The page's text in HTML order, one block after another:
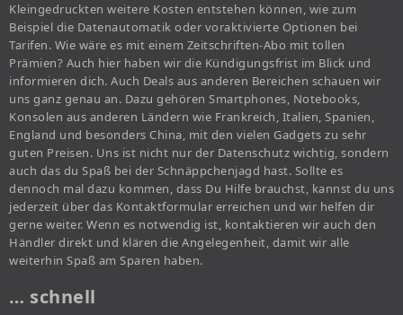
Kleingedruckten weitere Kosten entstehen können, wie zum
Beispiel die Datenautomatik oder voraktivierte Optionen bei
Tarifen. Wie wäre es mit einem Zeitschriften-Abo mit tollen
Prämien? Auch hier haben wir die Kündigungsfrist im Blick und
informieren dich. Auch Deals aus anderen Bereichen schauen wir
uns ganz genau an. Dazu gehören Smartphones, Notebooks,
Konsolen aus anderen Ländern wie Frankreich, Italien, Spanien,
England und besonders China, mit den vielen Gadgets zu sehr
guten Preisen. Uns ist nicht nur der Datenschutz wichtig, sondern
auch das du Spaß bei der Schnäppchenjagd hast. Sollte es
dennoch mal dazu kommen, dass Du Hilfe brauchst, kannst du uns
jederzeit über das Kontaktformular erreichen und wir helfen dir
gerne weiter. Wenn es notwendig ist, kontaktieren wir auch den
Händler direkt und klären die Angelegenheit, damit wir alle
weiterhin Spaß am Sparen haben.
… schnell